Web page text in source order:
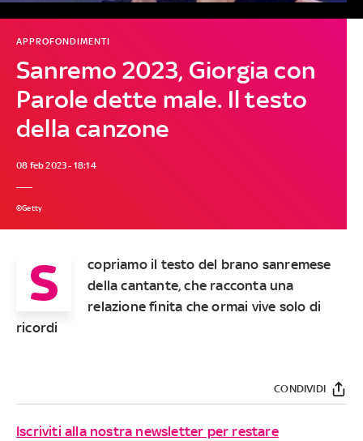
Sanremo 2023, Giorgia con
Parole dette male. Il testo
della canzone
APPROFONDIMENTI
08 feb 2023 - 18:14
©Getty
S
copriamo il testo del brano sanremese
della cantante, che racconta una
relazione finita che ormai vive solo di
ricordi
CONDIVIDI
Iscriviti alla nostra newsletter per restare